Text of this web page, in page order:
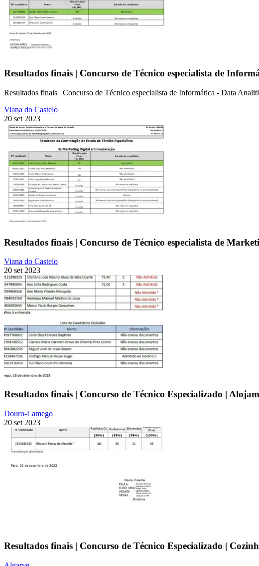
Resultados finais | Concurso de Técnico especialista de
Resultados finais | Concurso de Técnico especialista de Informática - Data
Viana do Castelo
20 set 2023
Resultados finais | Concurso de Técnico especialista de
Viana do Castelo
20 set 2023
Resultados finais | Concurso de Técnico Especializado |
Douro-Lamego
20 set 2023
Resultados finais | Concurso de Técnico Especializado |